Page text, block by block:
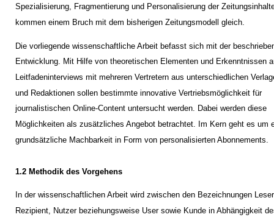
Spezialisierung, Fragmentierung und Personalisierung der
kommen einem Bruch mit dem bisherigen Zeitungsmodell gleich.
Die vorliegende wissenschaftliche Arbeit befasst sich mit der
Entwicklung. Mit Hilfe von theoretischen Elementen und Erkenntnissen
Leitfadeninterviews mit mehreren Vertretern aus unterschiedlichen
und Redaktionen sollen bestimmte innovative Vertriebsmöglichkeit für
journalistischen Online-Content untersucht werden. Dabei werden diese
Möglichkeiten als zusätzliches Angebot betrachtet. Im Kern geht es um
grundsätzliche Machbarkeit in Form von personalisierten Abonnements.
1.2 Methodik des Vorgehens
In der wissenschaftlichen Arbeit wird zwischen den Bezeichnungen
Rezipient, Nutzer beziehungsweise User sowie Kunde in Abhängigkeit